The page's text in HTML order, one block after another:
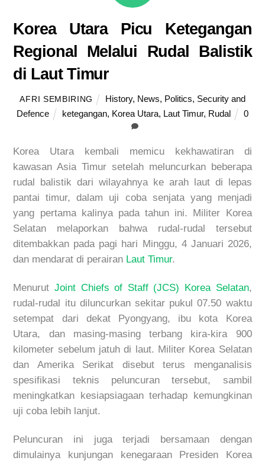
Korea Utara Picu Ketegangan
Regional Melalui Rudal Balistik
di Laut Timur
AFRI SEMBIRING History, News, Politics, Security and
Defence
ketegangan, Korea Utara, Laut Timur, Rudal 0
Korea Utara kembali memicu kekhawatiran di
kawasan Asia Timur setelah meluncurkan beberapa
rudal balistik dari wilayahnya ke arah laut di lepas
pantai timur, dalam uji coba senjata yang menjadi
yang pertama kalinya pada tahun ini. Militer Korea
Selatan melaporkan bahwa rudal-rudal tersebut
ditembakkan pada pagi hari Minggu, 4 Januari 2026,
dan mendarat di perairan Laut Timur.
MenurutJoint Chiefs of Staff (JCS) Korea Selatan,
rudal-rudal itu diluncurkan sekitar pukul 07.50 waktu
setempat dari dekat Pyongyang, ibu kota Korea
Utara, dan masing-masing terbang kira-kira 900
kilometer sebelum jatuh di laut. Militer Korea Selatan
dan Amerika Serikat disebut terus menganalisis
spesifikasi teknis peluncuran tersebut, sambil
meningkatkan kesiapsiagaan terhadap kemungkinan
uji coba lebih lanjut.
Peluncuran ini juga terjadi bersamaan dengan
dimulainya kunjungan kenegaraan Presiden Korea